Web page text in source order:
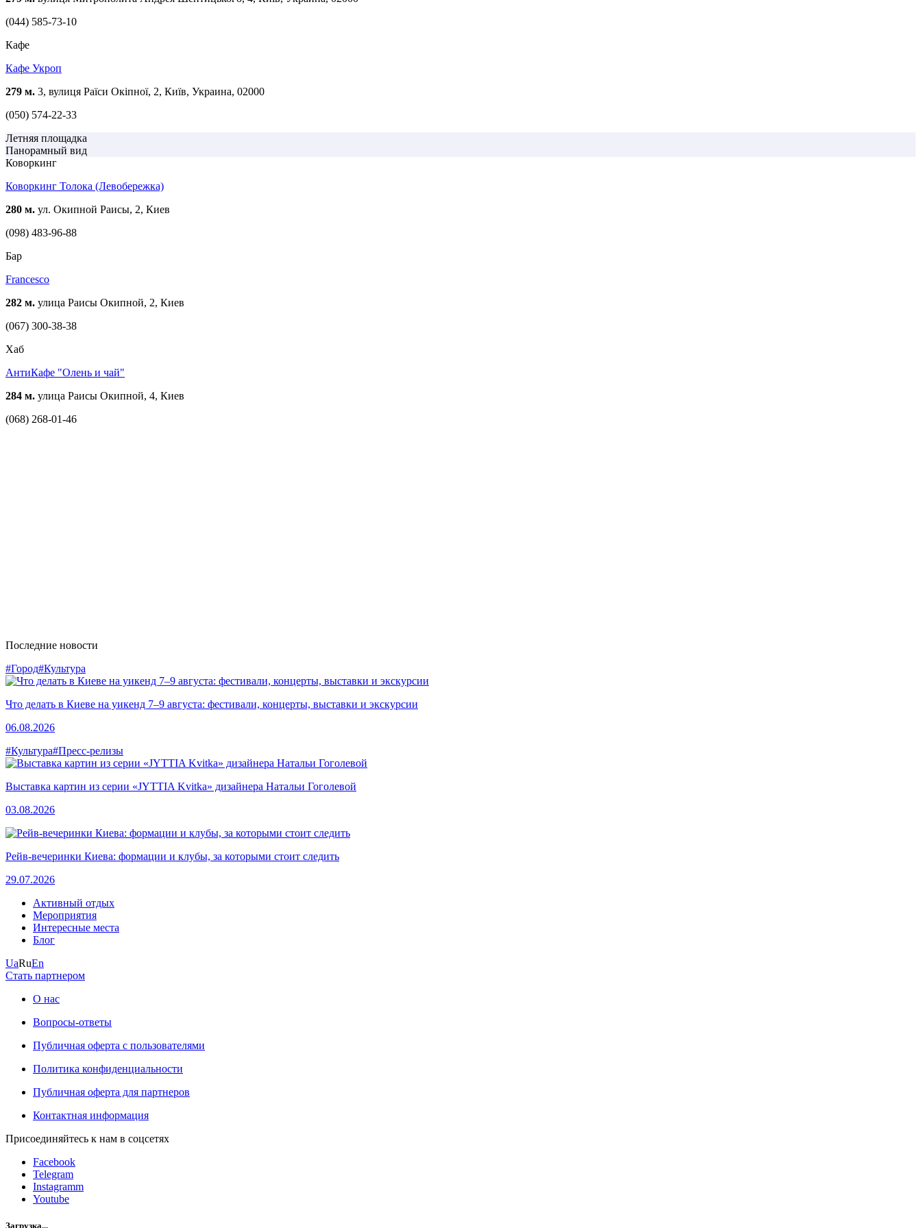
(044) 585-73-10
Кафе
Кафе Укроп
279 м. 3, вулиця Раїси Окіпної, 2, Київ, Украина, 02000
(050) 574-22-33
Летняя площадка
Панорамный вид
Коворкинг
Коворкинг Толока (Левобережка)
280 м. ул. Окипной Раисы, 2, Киев
(098) 483-96-88
Бар
Francesco
282 м. улица Раисы Окипной, 2, Киев
(067) 300-38-38
Хаб
АнтиКафе "Олень и чай"
284 м. улица Раисы Окипной, 4, Киев
(068) 268-01-46
Последние новости
#Город#Культура
Что делать в Киеве на уикенд 7–9 августа: фестивали, концерты, выставки и экскурсии
06.08.2026
#Культура#Пресс-релизы
Выставка картин из серии «JYTTIA Kvitka» дизайнера Натальи Гоголевой
03.08.2026
Рейв-вечеринки Киева: формации и клубы, за которыми стоит следить
29.07.2026
Активный отдых
Мероприятия
Интересные места
Блог
UaRuEn
Стать партнером
О нас
Вопросы-ответы
Публичная оферта с пользователями
Политика конфиденциальности
Публичная оферта для партнеров
Контактная информация
Присоединяйтесь к нам в соцсетях
Facebook
Telegram
Instagramm
Youtube
Загрузка...